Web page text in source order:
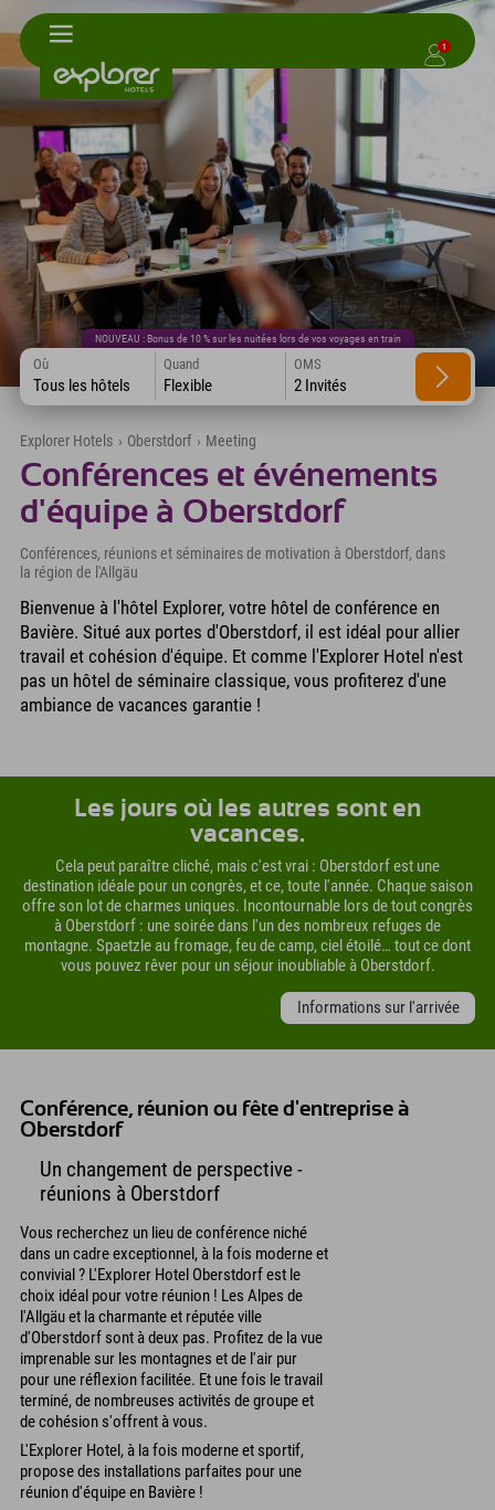
1
NOUVEAU : Bonus de 10 % sur les nuitées lors de vos voyages en train
Où
Tous les hôtels
Quand
Flexible
OMS
2 Invités
Explorer Hotels › Oberstdorf › Meeting
Conférences et événements
d'équipe à Oberstdorf
Conférences, réunions et séminaires de motivation à Oberstdorf, dans
la région de l'Allgäu
Bienvenue à l'hôtel Explorer, votre hôtel de conférence en
Bavière. Situé aux portes d'Oberstdorf, il est idéal pour allier
travail et cohésion d'équipe. Et comme l'Explorer Hotel n'est
pas un hôtel de séminaire classique, vous profiterez d'une
ambiance de vacances garantie !
Les jours où les autres sont en
vacances.
Cela peut paraître cliché, mais c'est vrai : Oberstdorf est une
destination idéale pour un congrès, et ce, toute l'année. Chaque saison
offre son lot de charmes uniques. Incontournable lors de tout congrès
à Oberstdorf : une soirée dans l'un des nombreux refuges de
montagne. Spaetzle au fromage, feu de camp, ciel étoilé… tout ce dont
vous pouvez rêver pour un séjour inoubliable à Oberstdorf.
Informations sur l'arrivée
Conférence, réunion ou fête d'entreprise à
Oberstdorf
Un changement de perspective -
réunions à Oberstdorf
Vous recherchez un lieu de conférence niché
dans un cadre exceptionnel, à la fois moderne et
convivial ? L'Explorer Hotel Oberstdorf est le
choix idéal pour votre réunion ! Les Alpes de
l'Allgäu et la charmante et réputée ville
d'Oberstdorf sont à deux pas. Profitez de la vue
imprenable sur les montagnes et de l'air pur
pour une réflexion facilitée. Et une fois le travail
terminé, de nombreuses activités de groupe et
de cohésion s'offrent à vous.
L'Explorer Hotel, à la fois moderne et sportif,
propose des installations parfaites pour une
réunion d'équipe en Bavière !